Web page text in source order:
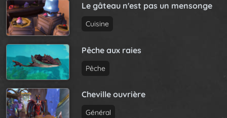
Le gâteau n'est pas un mensonge
Cuisine
Pêche aux raies
Pêche
Cheville ouvrière
Général